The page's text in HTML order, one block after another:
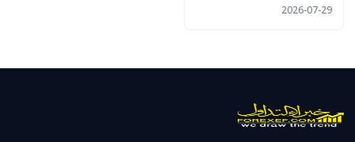
2026-07-29